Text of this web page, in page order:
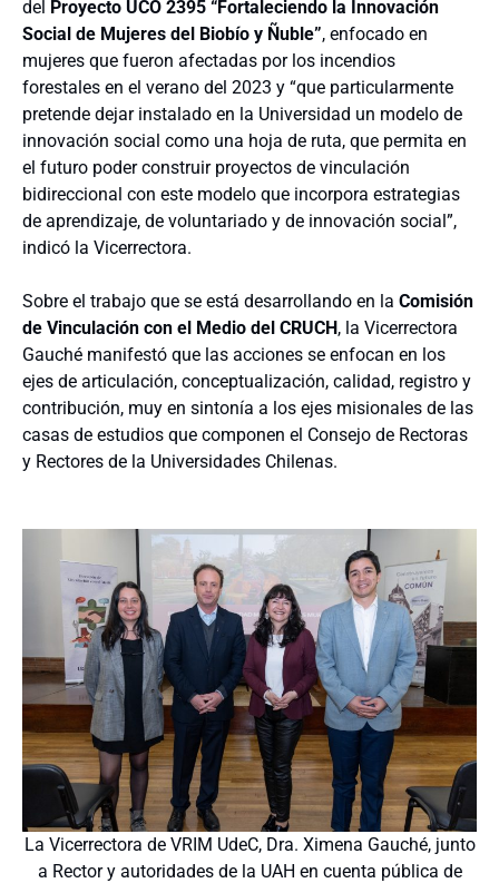
del Proyecto UCO 2395 “Fortaleciendo la Innovación
Social de Mujeres del Biobío y Ñuble”, enfocado en
mujeres que fueron afectadas por los incendios
forestales en el verano del 2023 y “que particularmente
pretende dejar instalado en la Universidad un modelo de
innovación social como una hoja de ruta, que permita en
el futuro poder construir proyectos de vinculación
bidireccional con este modelo que incorpora estrategias
de aprendizaje, de voluntariado y de innovación social”,
indicó la Vicerrectora.
Sobre el trabajo que se está desarrollando en la Comisión
de Vinculación con el Medio del CRUCH, la Vicerrectora
Gauché manifestó que las acciones se enfocan en los
ejes de articulación, conceptualización, calidad, registro y
contribución, muy en sintonía a los ejes misionales de las
casas de estudios que componen el Consejo de Rectoras
y Rectores de la Universidades Chilenas.
La Vicerrectora de VRIM UdeC, Dra. Ximena Gauché, junto
a Rector y autoridades de la UAH en cuenta pública de